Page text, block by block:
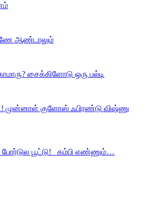
ஆண்டாலும்
சைக்கிளோடு ஒரு பல்டி
முன்னாள் குளோஸ் ஃபிரண்டு விஷ்ணு
போர்டுல பூட்டு! கம்பி எண்ணும்…